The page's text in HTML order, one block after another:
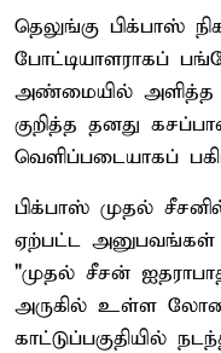
தெலுங்கு பிக்பாஸ்
போட்டியாளராகப்
அண்மையில் அளித்த
குறித்த தனது
வெளிப்படையாகப்
பிக்பாஸ் முதல்
ஏற்பட்ட அனுபவங்கள்
"முதல் சீசன்
அருகில் உள்ள
காட்டுப்பகுதியில்